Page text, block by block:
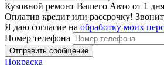
Кузовной ремонт Вашего Авто от 1
Оплатив кредит или рассрочку!
Я даю согласие на обработку моих
Номер телефона
Покраска